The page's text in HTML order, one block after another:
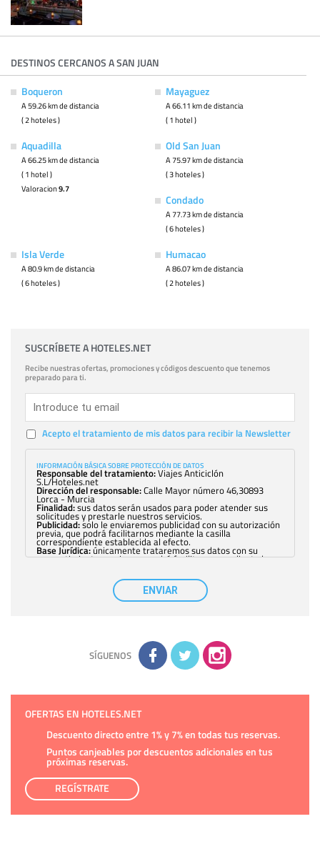
DESTINOS CERCANOS A SAN JUAN
Boqueron
A 59.26 km de distancia
( 2 hoteles )
Mayaguez
A 66.11 km de distancia
( 1 hotel )
Aquadilla
A 66.25 km de distancia
( 1 hotel )
Valoracion9.7
Old San Juan
A 75.97 km de distancia
( 3 hoteles )
Condado
A 77.73 km de distancia
( 6 hoteles )
Isla Verde
A 80.9 km de distancia
( 6 hoteles )
Humacao
A 86.07 km de distancia
( 2 hoteles )
SUSCRÍBETE A HOTELES.NET
Recibe nuestras ofertas, promociones y códigos descuento que tenemos
preparado para ti.
Acepto el tratamiento de mis datos para recibir la Newsletter
INFORMACIÓN BÁSICA SOBRE PROTECCIÓN DE DATOS
Responsable del tratamiento:Viajes Anticiclón
S.L/Hoteles.net
Dirección del responsable:Calle Mayor número 46,30893
Lorca - Murcia
Finalidad:sus datos serán usados para poder atender sus
solicitudes y prestarle nuestros servicios.
Publicidad:solo le enviaremos publicidad con su autorización
previa, que podrá facilitarnos mediante la casilla
correspondiente establecida al efecto.
Base Jurídica:únicamente trataremos sus datos con su
consentimiento previo, que podrá facilitarnos mediante la
con carácter general, sólo el personal de
nuestra entidad que esté debidamente autorizado podrá
tener conocimiento de la información que le pedimos. No se
comunicarán datos a terceros.
adicional y detallada sobre cómo tratamos sus datos en la
política de privacidad
ENVIAR
SÍGUENOS
OFERTAS EN HOTELES.NET
Descuento directo entre 1% y 7% en todas tus reservas.
Puntos canjeables por descuentos adicionales en tus
próximas reservas.
REGÍSTRATE